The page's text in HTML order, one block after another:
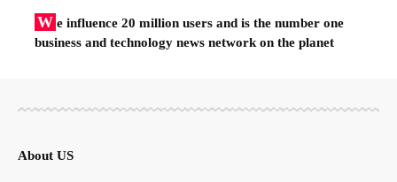
W e influence 20 million users and is the number one
business and technology news network on the planet
About US